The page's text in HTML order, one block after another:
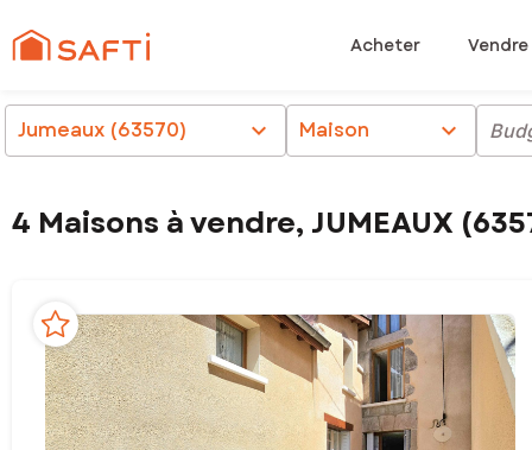
Acheter Vendre
Jumeaux (63570) chevron_right Maison chevron_right
4 Maisons à vendre, JUMEAUX